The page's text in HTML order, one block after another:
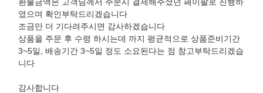
였으며 확인부탁드리겠습니다
조금만 더 기다려주시면 감사하겠습니다
상품을 주문 후 수령 하시는데 까지 평균적으로 상품준비기간
3~5일, 배송기간 3~5일 정도 소요된다는 점 참고부탁드리겠습
니다
감사합니다